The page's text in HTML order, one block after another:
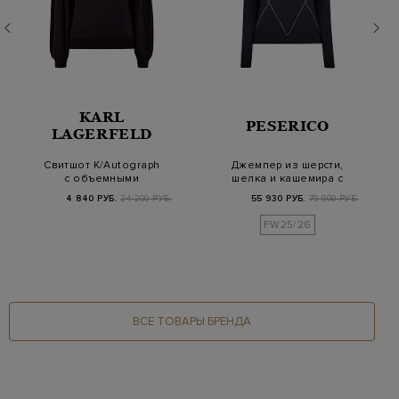
KARL
LAGERFELD
Свитшот K/Autograph
с объемными
и…
4 840 РУБ. 24 200 РУБ.
PESERICO
Джемпер из шерсти,
шелка и кашемира с
55 930 РУБ. 79 900 РУБ.
FW25/26
ВСЕ ТОВАРЫ БРЕНДА